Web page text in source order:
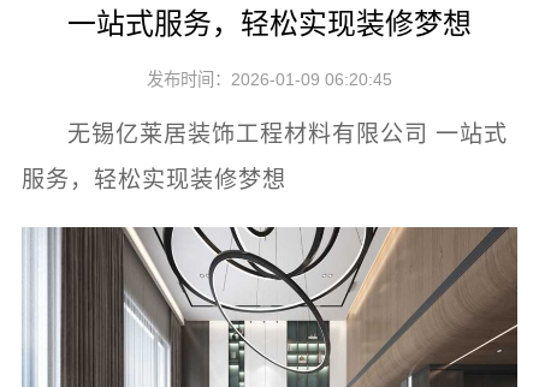
一站式服务，轻松实现装修梦想
发布时间：2026-01-09 06:20:45
无锡亿莱居装饰工程材料有限公司 一站式
服务，轻松实现装修梦想